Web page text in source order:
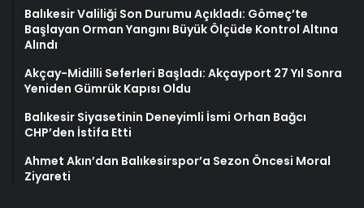
Balıkesir Valiliği Son Durumu Açıkladı: Gömeç’te
Başlayan Orman Yangını Büyük Ölçüde Kontrol Altına
Alındı
Akçay-Midilli Seferleri Başladı: Akçayport 27 Yıl Sonra
Yeniden Gümrük Kapısı Oldu
Balıkesir Siyasetinin Deneyimli İsmi Orhan Bağcı
CHP’den İstifa Etti
Ahmet Akın’dan Balıkesirspor’a Sezon Öncesi Moral
Ziyareti